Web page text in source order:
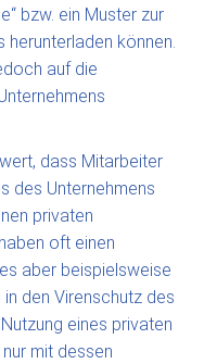
bzw. ein Muster zur
herunterladen können.
auf die
dass Mitarbeiter
des Unternehmens
privaten
oft einen
aber beispielsweise
den Virenschutz des
eines privaten
mit dessen